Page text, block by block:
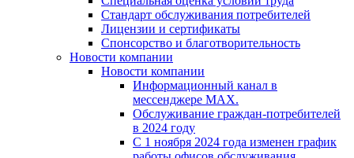
Стандарт обслуживания потребителей
Лицензии и сертификаты
Спонсорство и благотворительность
Новости компании
Новости компании
Информационный канал в
мессенджере MAX.
Обслуживание граждан-потребителей
в 2024 году
С 1 ноября 2024 года изменен график